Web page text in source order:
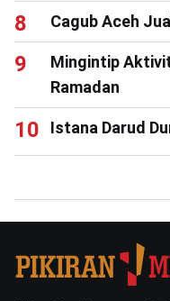
Cagub Aceh
Mingintip
Ramadan
Istana Darud